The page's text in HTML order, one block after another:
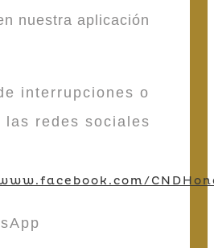
nuestra aplicación
o
las redes sociales